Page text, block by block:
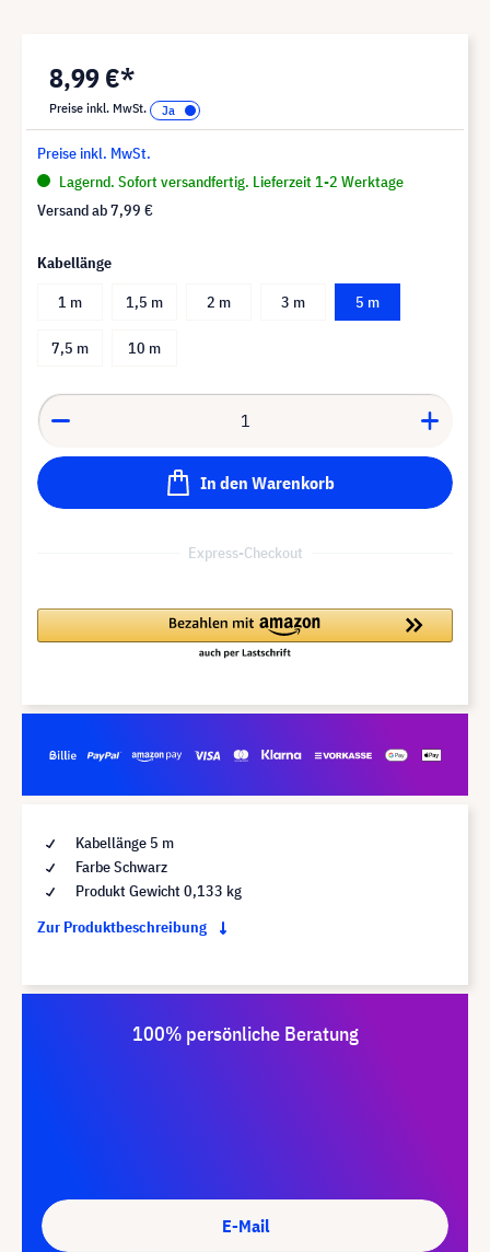
8,99 €*
Preise inkl. MwSt.
Preise inkl. MwSt.
Lagernd. Sofort versandfertig. Lieferzeit 1-2 Werktage
Versand ab7,99 €
Kabellänge
1 m
1,5 m 2 m 3 m 5 m
7,5 m 10 m
In den Warenkorb
Express-Checkout
Kabellänge 5 m
Farbe Schwarz
Produkt Gewicht 0,133 kg
Zur Produktbeschreibung
100% persönliche Beratung
E-Mail